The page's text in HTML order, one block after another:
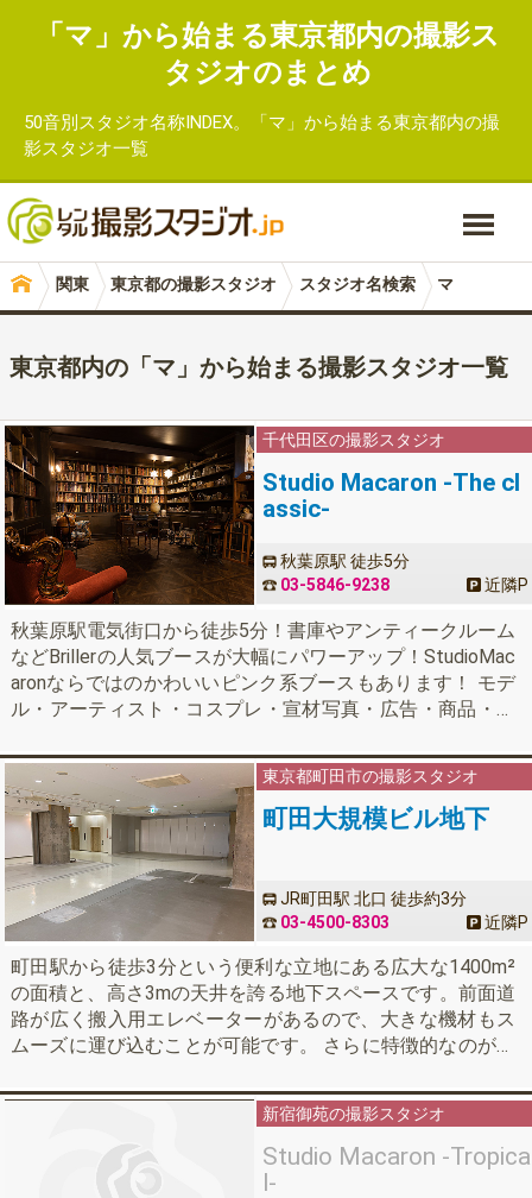
「マ」から始まる東京都内の撮影ス
タジオのまとめ
50音別スタジオ名称INDEX。「マ」から始まる東京都内の撮
影スタジオ一覧
関東 東京都の撮影スタジオ スタジオ名検索 マ
東京都内の「マ」から始まる撮影スタジオ一覧
千代田区の撮影スタジオ
Studio Macaron -The cl
assic-
秋葉原駅 徒歩5分
近隣P
03-5846-9238
秋葉原駅電気街口から徒歩5分！書庫やアンティークルーム
などBrillerの人気ブースが大幅にパワーアップ！StudioMac
aronならではのかわいいピンク系ブースもあります！ モデ
ル・アーティスト・コスプレ・宣材写真・広告・商品・番
だけます。
東京都町田市の撮影スタジオ
町田大規模ビル地下
JR町田駅 北口 徒歩約3分
近隣P
03-4500-8303
町田駅から徒歩3分という便利な立地にある広大な1400m²
の面積と、高さ3mの天井を誇る地下スペースです。前面道
路が広く搬入用エレベーターがあるので、大きな機材もス
ムーズに運び込むことが可能です。 さらに特徴的なのが、
ティと深みを加え、独特な世界観を演出します。必要なも
のや要望があれば、サポートしますのでお気軽にご相談く
新宿御苑の撮影スタジオ
Studio Macaron -Tropica
l-